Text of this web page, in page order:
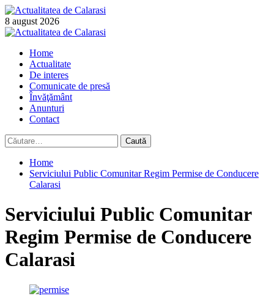
Skip
to
content
8 august 2026
Primary
Home
Actualitate
De interes
Comunicate de presă
Învăţământ
Anunturi
Contact
Caută
după:
Home
Serviciului Public Comunitar Regim Permise de Conducere
Calarasi
Serviciului Public Comunitar
Regim Permise de Conducere
Calarasi